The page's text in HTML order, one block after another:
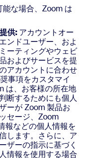
な場合、Zoom は
供: アカウントオー
ンドユーザー、およ
ーティングやウェビ
およびサービスを提
アカウントに合わせ
事項をカスタマイ
は、お客様の所在地
断するためにも個人
ーが Zoom 製品お
セージ、Zoom
報などの個人情報を
します。さらに、ア
ザーの指示に基づく
情報を使用する場合